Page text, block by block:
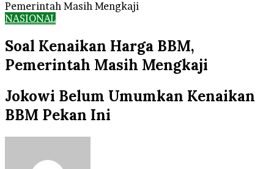
Pemerintah Masih Mengkaji
NASIONAL
Soal Kenaikan Harga BBM,
Pemerintah Masih Mengkaji
Jokowi Belum Umumkan Kenaikan
BBM Pekan Ini